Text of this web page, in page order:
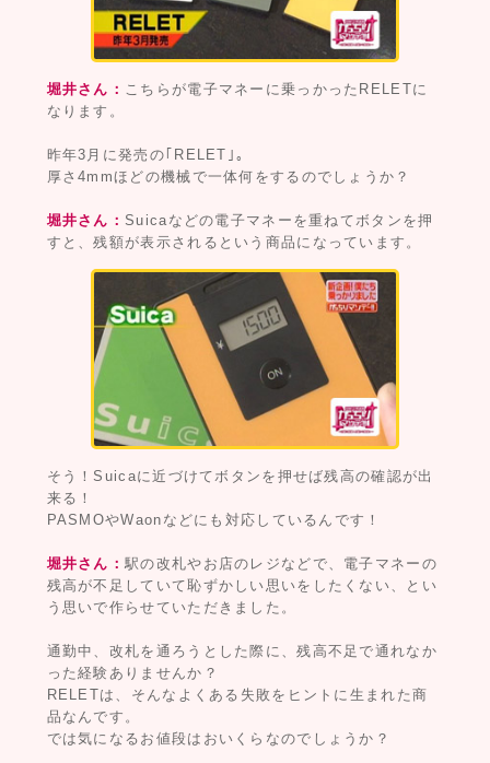
堀井さん： こちらが電子マネーに乗っかったRELETに
なります。
昨年3月に発売の｢RELET｣。
厚さ4mmほどの機械で一体何をするのでしょうか？
堀井さん：Suicaなどの電子マネーを重ねてボタンを押
すと、残額が表示されるという商品になっています。
そう！Suicaに近づけてボタンを押せば残高の確認が出
来る！
PASMOやWaonなどにも対応しているんです！
堀井さん：駅の改札やお店のレジなどで、電子マネーの
残高が不足していて恥ずかしい思いをしたくない、とい
う思いで作らせていただきました。
通勤中、改札を通ろうとした際に、残高不足で通れなか
った経験ありませんか？
RELETは、そんなよくある失敗をヒントに生まれた商
品なんです。
では気になるお値段はおいくらなのでしょうか？